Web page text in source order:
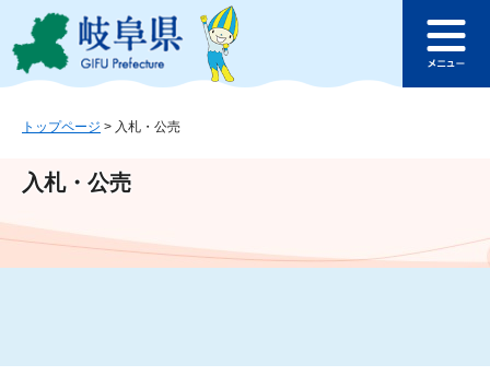
ジ
ュ
文
このページの本文へ
ュ
トップページ > 入札・公売
入札・公売